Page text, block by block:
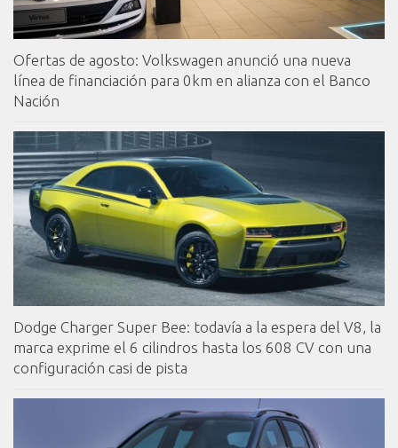
Ofertas de agosto: Volkswagen anunció una nueva
línea de financiación para 0km en alianza con el Banco
Nación
Dodge Charger Super Bee: todavía a la espera del V8, la
marca exprime el 6 cilindros hasta los 608 CV con una
configuración casi de pista